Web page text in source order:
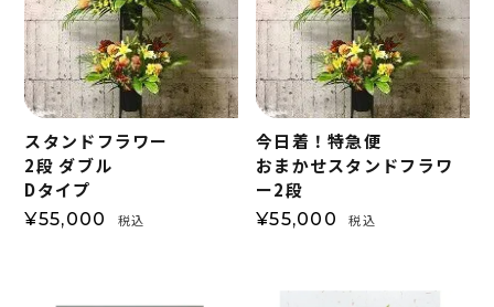
スタンドフラワー
2段 ダブル
Dタイプ
¥55,000 税込
今日着！特急便
おまかせスタンドフラワ
ー2段
¥55,000 税込